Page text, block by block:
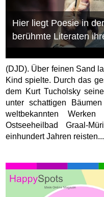
Hier liegt Poesie in
berühmte Literaten
(DJD). Über feinen Sand
Kind spielte. Durch das
dem Kurt Tucholsky
unter schattigen
weltbekannten
Ostseeheilbad Graal-
einhundert Jahren reisten...